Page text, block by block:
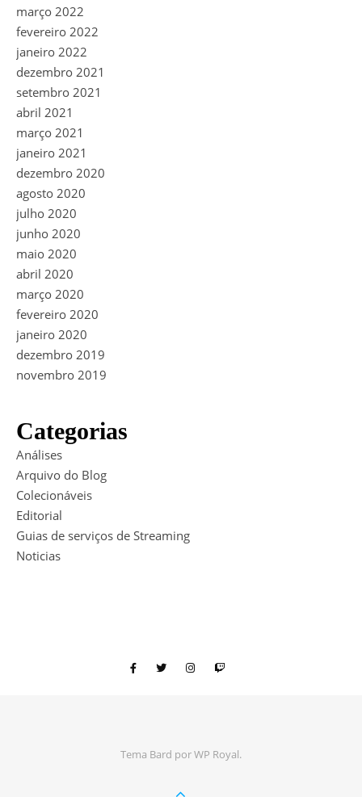
março 2022
fevereiro 2022
janeiro 2022
dezembro 2021
setembro 2021
abril 2021
março 2021
janeiro 2021
dezembro 2020
agosto 2020
julho 2020
junho 2020
maio 2020
abril 2020
março 2020
fevereiro 2020
janeiro 2020
dezembro 2019
novembro 2019
Categorias
Análises
Arquivo do Blog
Colecionáveis
Editorial
Guias de serviços de Streaming
Noticias
Tema Bard porWP Royal.